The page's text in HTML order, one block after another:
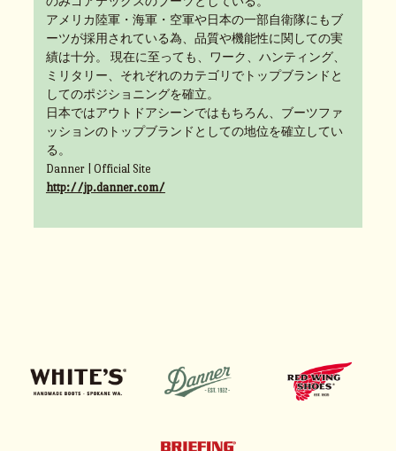
アメリカ陸軍・海軍・空軍や日本の一部自衛隊にもブ
ーツが採用されている為、品質や機能性に関しての実
績は十分。 現在に至っても、ワーク、ハンティング、
ミリタリー、それぞれのカテゴリでトップブランドと
してのポジショニングを確立。
日本ではアウトドアシーンではもちろん、ブーツファ
ッションのトップブランドとしての地位を確立してい
る。
Danner | Official Site
http://jp.danner.com/